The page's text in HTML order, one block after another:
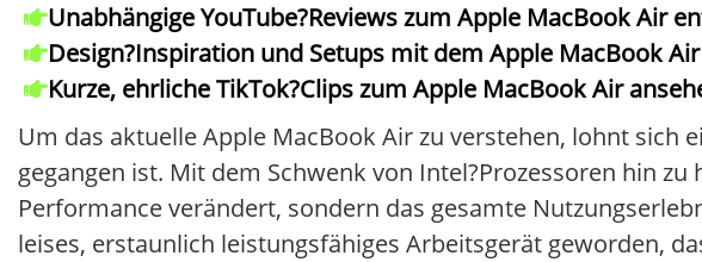
Unabhängige YouTube?Reviews zum Apple MacBook Air
Design?Inspiration und Setups mit dem Apple MacBook
Kurze, ehrliche TikTok?Clips zum Apple MacBook Air
Um das aktuelle Apple MacBook Air zu verstehen, lohnt sich
gegangen ist. Mit dem Schwenk von Intel?Prozessoren hin
Performance verändert, sondern das gesamte
leises, erstaunlich leistungsfähiges Arbeitsgerät geworden,